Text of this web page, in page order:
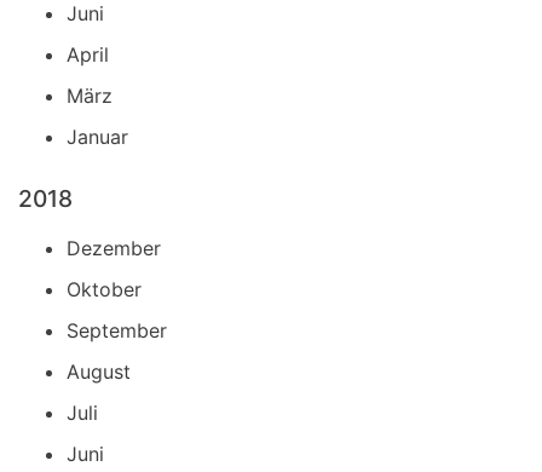
Juni
April
März
Januar
2018
Dezember
Oktober
September
August
Juli
Juni